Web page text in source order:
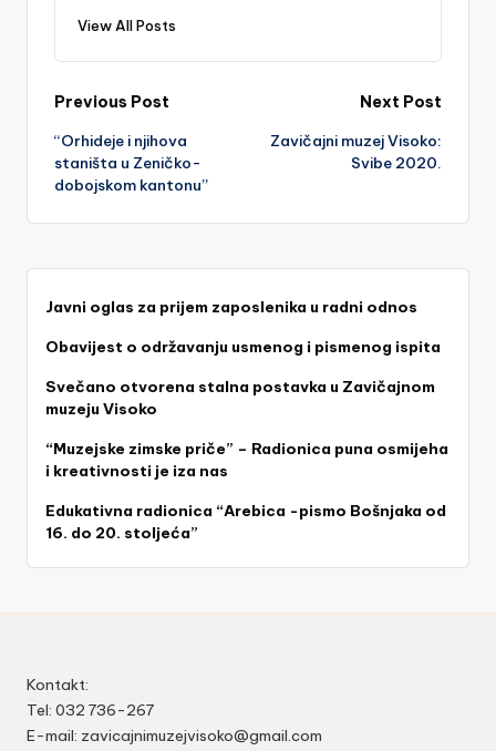
View All Posts
Post
navigation
Previous Post
“Orhideje i njihova
staništa u Zeničko-
dobojskom kantonu”
Next Post
Zavičajni muzej Visoko:
Svibe 2020.
Javni oglas za prijem zaposlenika u radni odnos
Obavijest o održavanju usmenog i pismenog ispita
Svečano otvorena stalna postavka u Zavičajnom
muzeju Visoko
“Muzejske zimske priče” – Radionica puna osmijeha
i kreativnosti je iza nas
Edukativna radionica “Arebica -pismo Bošnjaka od
16. do 20. stoljeća”
Kontakt:
Tel: 032 736-267
E-mail: zavicajnimuzejvisoko@gmail.com